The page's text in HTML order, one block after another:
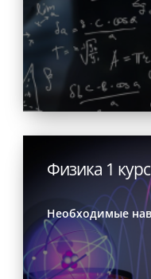
Физика 1
Необходимые